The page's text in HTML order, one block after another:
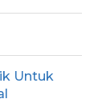
Untuk